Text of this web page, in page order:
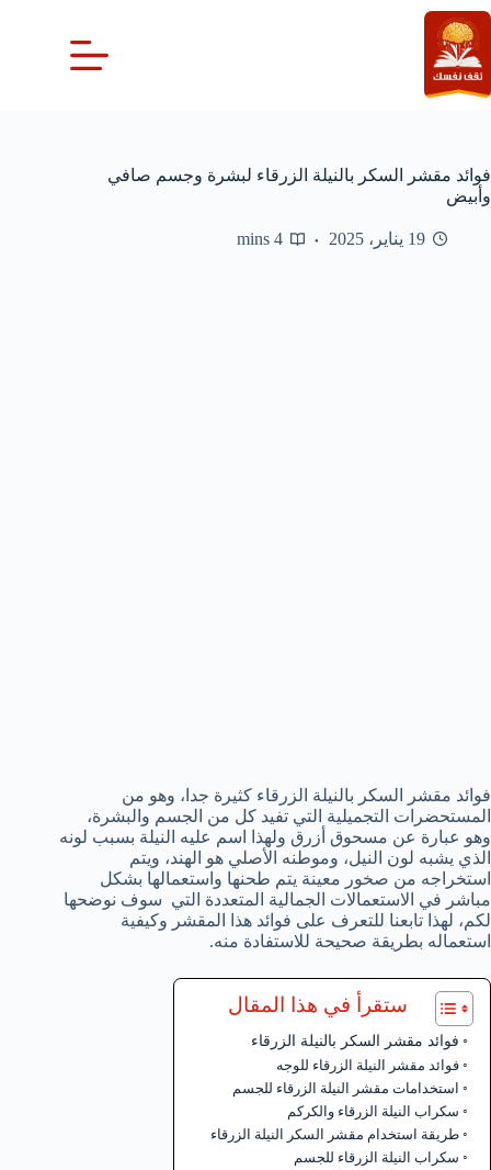
التجاوز
إلى
المحتوى
فوائد مقشر السكر بالنيلة الزرقاء لبشرة وجسم صافي
وأبيض
19 يناير، 2025 4 mins
فوائد مقشر السكر بالنيلة الزرقاء كثيرة جدا، وهو من
المستحضرات التجميلية التي تفيد كل من الجسم والبشرة،
وهو عبارة عن مسحوق أزرق ولهذا اسم عليه النيلة بسبب لونه
الذي يشبه لون النيل، وموطنه الأصلي هو الهند، ويتم
استخراجه من صخور معينة يتم طحنها واستعمالها بشكل
مباشر في الاستعمالات الجمالية المتعددة التي سوف نوضحها
لكم، لهذا تابعنا للتعرف على فوائد هذا المقشر وكيفية
استعماله بطريقة صحيحة للاستفادة منه.
ستقرأ في هذا المقال
فوائد مقشر السكر بالنيلة الزرقاء
فوائد مقشر النيلة الزرقاء للوجه
استخدامات مقشر النيلة الزرقاء للجسم
سكراب النيلة الزرقاء والكركم
طريقة استخدام مقشر السكر النيلة الزرقاء
سكراب النيلة الزرقاء للجسم